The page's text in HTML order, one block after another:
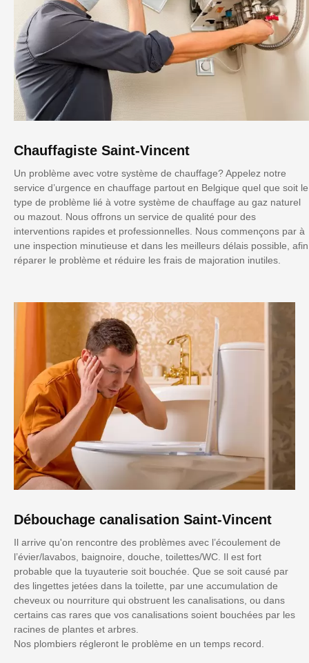
Chauffagiste Saint-Vincent
Un problème avec votre système de chauffage? Appelez notre
service d’urgence en chauffage partout en Belgique quel que soit le
type de problème lié à votre système de chauffage au gaz naturel
ou mazout. Nous offrons un service de qualité pour des
interventions rapides et professionnelles. Nous commençons par à
une inspection minutieuse et dans les meilleurs délais possible, afin
réparer le problème et réduire les frais de majoration inutiles.
Débouchage canalisation Saint-Vincent
Il arrive qu'on rencontre des problèmes avec l’écoulement de
l’évier/lavabos, baignoire, douche, toilettes/WC. Il est fort
probable que la tuyauterie soit bouchée. Que se soit causé par
des lingettes jetées dans la toilette, par une accumulation de
cheveux ou nourriture qui obstruent les canalisations, ou dans
certains cas rares que vos canalisations soient bouchées par les
racines de plantes et arbres.
Nos plombiers régleront le problème en un temps record.